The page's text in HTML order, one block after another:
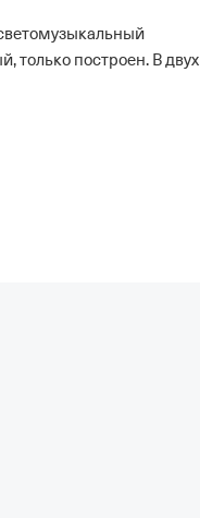
только построен. В двух